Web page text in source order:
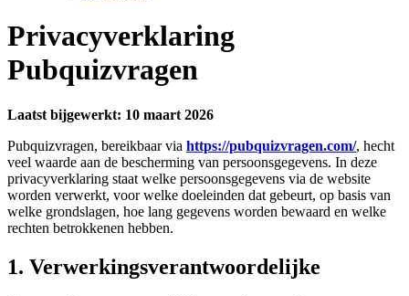
Privacyverklaring
Pubquizvragen
Laatst bijgewerkt: 10 maart 2026
Pubquizvragen, bereikbaar via https://pubquizvragen.com/, hecht
veel waarde aan de bescherming van persoonsgegevens. In deze
privacyverklaring staat welke persoonsgegevens via de website
worden verwerkt, voor welke doeleinden dat gebeurt, op basis van
welke grondslagen, hoe lang gegevens worden bewaard en welke
rechten betrokkenen hebben.
1. Verwerkingsverantwoordelijke